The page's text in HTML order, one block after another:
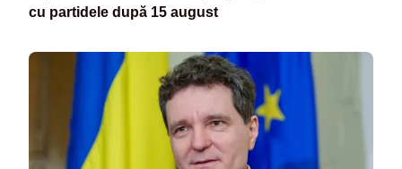
cu partidele după 15 august